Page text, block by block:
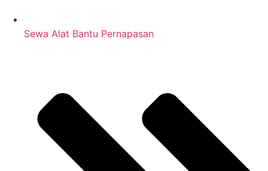
Sewa Alat Bantu Pernapasan